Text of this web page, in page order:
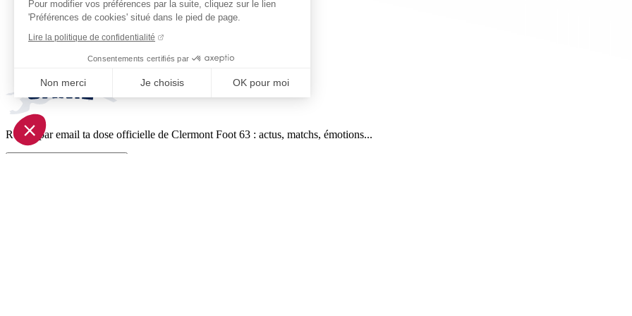
Pour modifier vos préférences par la suite, cliquez sur le lien
'Préférences de cookies' situé dans le pied de page.
Lire la politique de confidentialité
Consentements certifiés par
Non merci Je choisis OK pour moi
Axeptio consent
Plateforme de Gestion du Consentement : Personnalisez vos Options
Notre plateforme vous permet d'adapter et de gérer vos paramètres de confidentialité, en garantissant la conformité avec
Reçois par email ta dose officielle de Clermont Foot 63 : actus, matchs, émotions...